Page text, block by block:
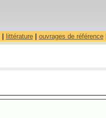
littérature| ouvrages de référence|